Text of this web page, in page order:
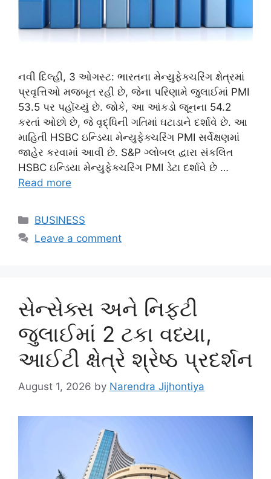
નવી દિલ્હી, 3 ઓગસ્ટ: ભારતના મેન્યુફેક્ચરિંગ ક્ષેત્રમાં
પ્રવૃત્તિઓ મજબૂત રહી છે, જેના પરિણામે જુલાઈમાં PMI
53.5 પર પહોંચ્યું છે. જોકે, આ આંકડો જૂનના 54.2
કરતાં ઓછો છે, જે વૃદ્ધિની ગતિમાં ઘટાડાને દર્શાવે છે. આ
માહિતી HSBC ઇન્ડિયા મેન્યુફેક્ચરિંગ PMI સર્વેક્ષણમાં
જાહેર કરવામાં આવી છે. S&P ગ્લોબલ દ્વારા સંકલિત
HSBC ઇન્ડિયા મેન્યુફેક્ચરિંગ PMI ડેટા દર્શાવે છે …
Read more
Categories
BUSINESS
Leave a comment
સેન્સેક્સ અને નિફ્ટી
જુલાઈમાં 2 ટકા વધ્યા,
આઈટી ક્ષેત્રે શ્રેષ્ઠ પ્રદર્શન
August 1, 2026 by Narendra Jijhontiya